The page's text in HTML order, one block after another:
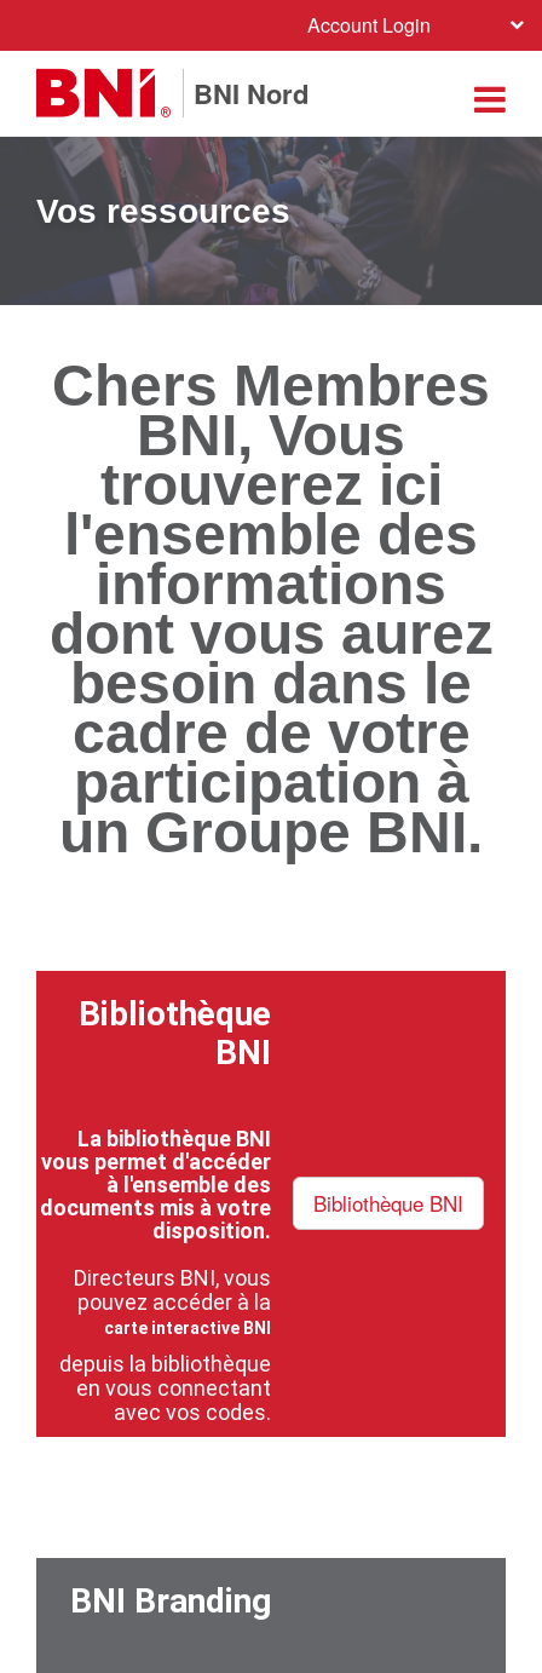
Account Login
BNI Nord
Vos ressources
Chers Membres
BNI, Vous
trouverez ici
l'ensemble des
informations
dont vous aurez
besoin dans le
cadre de votre
participation à
un Groupe BNI.
Bibliothèque
BNI
La bibliothèque BNI
vous permet d'accéder
à l'ensemble des
documents mis à votre
disposition.
Directeurs BNI, vous
pouvez accéder à la
carte interactive BNI
depuis la bibliothèque
en vous connectant
avec vos codes.
Bibliothèque BNI
BNI Branding